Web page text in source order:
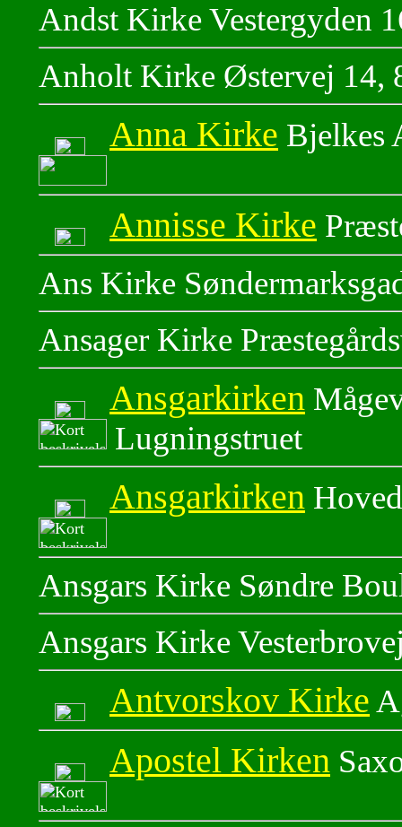
Andst Kirke Vestergyden
Anholt Kirke Østervej 14,
Anna Kirke Bjelkes
Annisse Kirke
Ans Kirke
Ansager Kirke
Ansgarkirken
Lugningstruet
Ansgarkirken
Ansgars Kirke Søndre
Ansgars Kirke
Antvorskov Kirke
Apostel Kirken